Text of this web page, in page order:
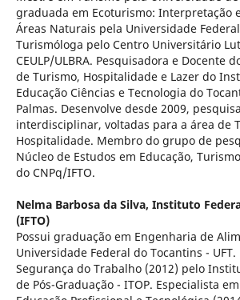
graduada em Ecoturismo: Interpretação
Áreas Naturais pela Universidade
Turismóloga pelo Centro Universitário
CEULP/ULBRA. Pesquisadora e Docente
de Turismo, Hospitalidade e Lazer do
Educação Ciências e Tecnologia do
Palmas. Desenvolve desde 2009,
interdisciplinar, voltadas para a área de
Hospitalidade. Membro do grupo de
Núcleo de Estudos em Educação,
do CNPq/IFTO.
Nelma Barbosa da Silva, Instituto
(IFTO)
Possui graduação em Engenharia de
Universidade Federal do Tocantins -
Segurança do Trabalho (2012) pelo
de Pós-Graduação - ITOP. Especialista